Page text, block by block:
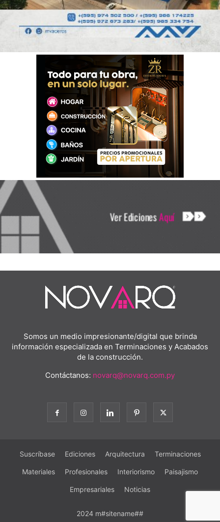
Somos un medio impresionante/digital que brinda
información especializada en Terminaciones y Acabados
de la construcción.
Contáctanos: novarq@novarq.com.py
Suscríbase Ediciones Arquitectura Terminaciones
Materiales Profesionales Interiorismo Paisajismo
Empresariales Noticias
2024 m#sitename##